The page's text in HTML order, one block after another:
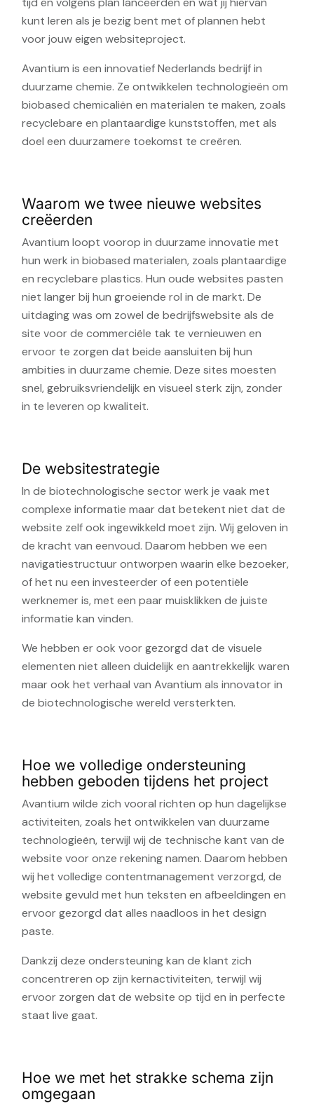
kunt leren als je bezig bent met of plannen hebt
voor jouw eigen websiteproject.
Avantium is een innovatief Nederlands bedrijf in
duurzame chemie. Ze ontwikkelen technologieën om
biobased chemicaliën en materialen te maken, zoals
recyclebare en plantaardige kunststoffen, met als
doel een duurzamere toekomst te creëren.
Waarom we twee nieuwe websites
creëerden
Avantium loopt voorop in duurzame innovatie met
hun werk in biobased materialen, zoals plantaardige
en recyclebare plastics. Hun oude websites pasten
niet langer bij hun groeiende rol in de markt. De
uitdaging was om zowel de bedrijfswebsite als de
site voor de commerciële tak te vernieuwen en
ervoor te zorgen dat beide aansluiten bij hun
ambities in duurzame chemie. Deze sites moesten
snel, gebruiksvriendelijk en visueel sterk zijn, zonder
in te leveren op kwaliteit.
De websitestrategie
In de biotechnologische sector werk je vaak met
complexe informatie maar dat betekent niet dat de
website zelf ook ingewikkeld moet zijn. Wij geloven in
de kracht van eenvoud. Daarom hebben we een
navigatiestructuur ontworpen waarin elke bezoeker,
of het nu een investeerder of een potentiële
werknemer is, met een paar muisklikken de juiste
informatie kan vinden.
We hebben er ook voor gezorgd dat de visuele
elementen niet alleen duidelijk en aantrekkelijk waren
maar ook het verhaal van Avantium als innovator in
de biotechnologische wereld versterkten.
Hoe we volledige ondersteuning
hebben geboden tijdens het project
Avantium wilde zich vooral richten op hun dagelijkse
activiteiten, zoals het ontwikkelen van duurzame
technologieën, terwijl wij de technische kant van de
website voor onze rekening namen. Daarom hebben
wij het volledige contentmanagement verzorgd, de
website gevuld met hun teksten en afbeeldingen en
ervoor gezorgd dat alles naadloos in het design
paste.
Dankzij deze ondersteuning kan de klant zich
concentreren op zijn kernactiviteiten, terwijl wij
ervoor zorgen dat de website op tijd en in perfecte
staat live gaat.
Hoe we met het strakke schema zijn
omgegaan